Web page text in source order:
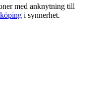
med anknytning till
i synnerhet.